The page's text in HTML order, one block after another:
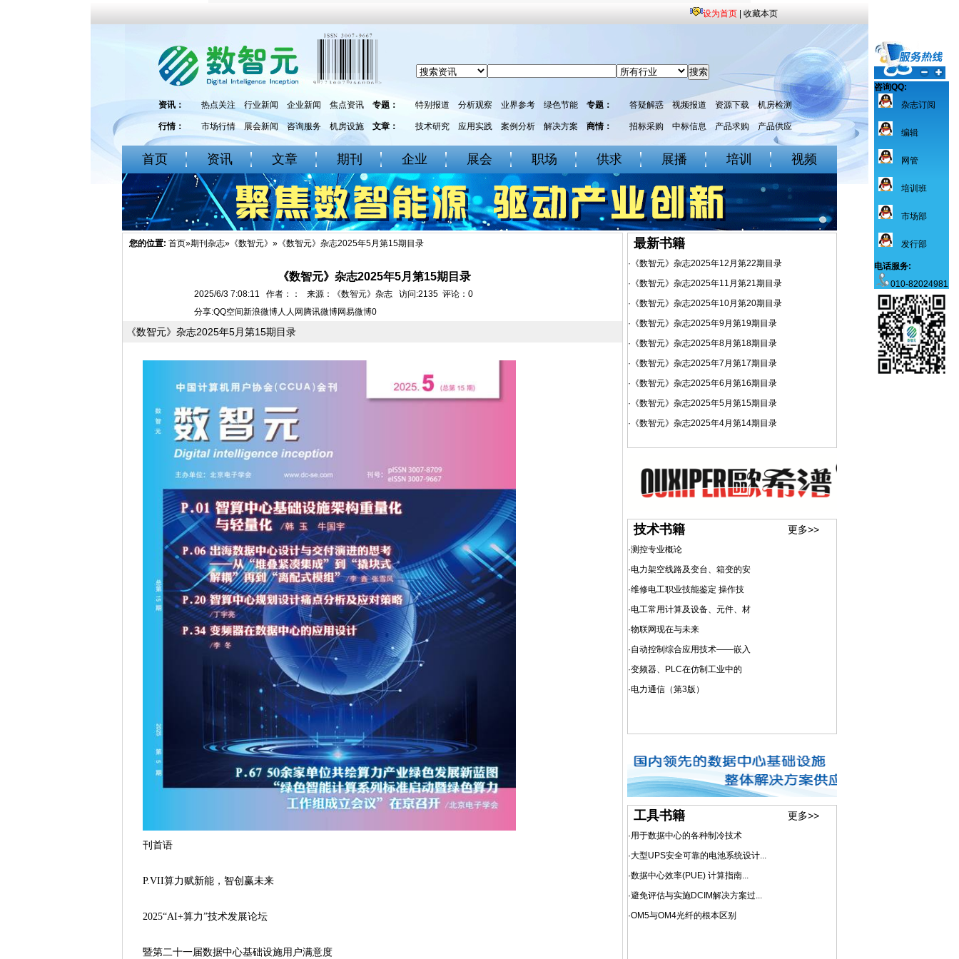
咨询QQ:
杂志订阅
编辑
网管
培训班
市场部
发行部
电话服务:
010-82024981
设为首页 收藏本页
资讯： 热点关注 行业新闻 企业新闻 焦点资讯 专题： 特别报道 分析观察 业界参考 绿色节能 专题： 答疑解惑 视频报道 资源下载 机房检测
行情： 市场行情 展会新闻 咨询服务 机房设施 文章： 技术研究 应用实践 案例分析 解决方案 商情： 招标采购 中标信息 产品求购 产品供应
首页 资讯 文章 期刊 企业 展会 职场 供求 展播 培训 视频
您的位置: 首页»期刊杂志» 《数智元》 »《数智元》杂志2025年5月第15期目录
《数智元》杂志2025年5月第15期目录
2025/6/3 7:08:11 作者：： 来源：《数智元》杂志 访问:2135 评论： 0
分享:QQ空间新浪微博人人网 腾讯微博网易微博0
《数智元》杂志2025年5月第15期目录
刊首语
P.VII算力赋新能，智创赢未来
2025“AI+算力”技术发展论坛
暨第二十一届数据中心基础设施用户满意度
最新书籍
· 《数智元》杂志2025年12月第22期目录
· 《数智元》杂志2025年11月第21期目录
· 《数智元》杂志2025年10月第20期目录
· 《数智元》杂志2025年9月第19期目录
· 《数智元》杂志2025年8月第18期目录
· 《数智元》杂志2025年7月第17期目录
· 《数智元》杂志2025年6月第16期目录
· 《数智元》杂志2025年5月第15期目录
· 《数智元》杂志2025年4月第14期目录
技术书籍 更多>>
·测控专业概论
·电力架空线路及变台、箱变的安
·维修电工职业技能鉴定 操作技
·电工常用计算及设备、元件、材
·物联网现在与未来
·自动控制综合应用技术——嵌入
·变频器、PLC在仿制工业中的
·电力通信（第3版）
工具书籍 更多>>
·用于数据中心的各种制冷技术
·大型UPS安全可靠的电池系统设计...
·数据中心效率(PUE) 计算指南...
·避免评估与实施DCIM解决方案过...
·OM5与OM4光纤的根本区别